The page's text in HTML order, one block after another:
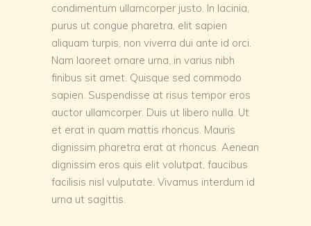
condimentum ullamcorper justo. In lacinia,
purus ut congue pharetra, elit sapien
aliquam turpis, non viverra dui ante id orci.
Nam laoreet ornare urna, in varius nibh
finibus sit amet. Quisque sed commodo
sapien. Suspendisse at risus tempor eros
auctor ullamcorper. Duis ut libero nulla. Ut
et erat in quam mattis rhoncus. Mauris
dignissim pharetra erat at rhoncus. Aenean
dignissim eros quis elit volutpat, faucibus
facilisis nisl vulputate. Vivamus interdum id
urna ut sagittis.